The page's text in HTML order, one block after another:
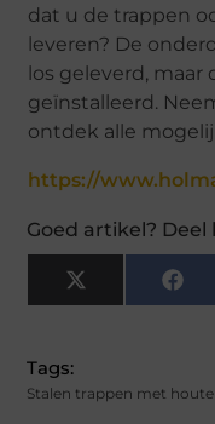
dat u de trappen
leveren? De
los geleverd,
geïnstalleerd.
ontdek alle
https://
Goed artikel? Deel
X
(Twitter)
Tags:
Stalen trappen met